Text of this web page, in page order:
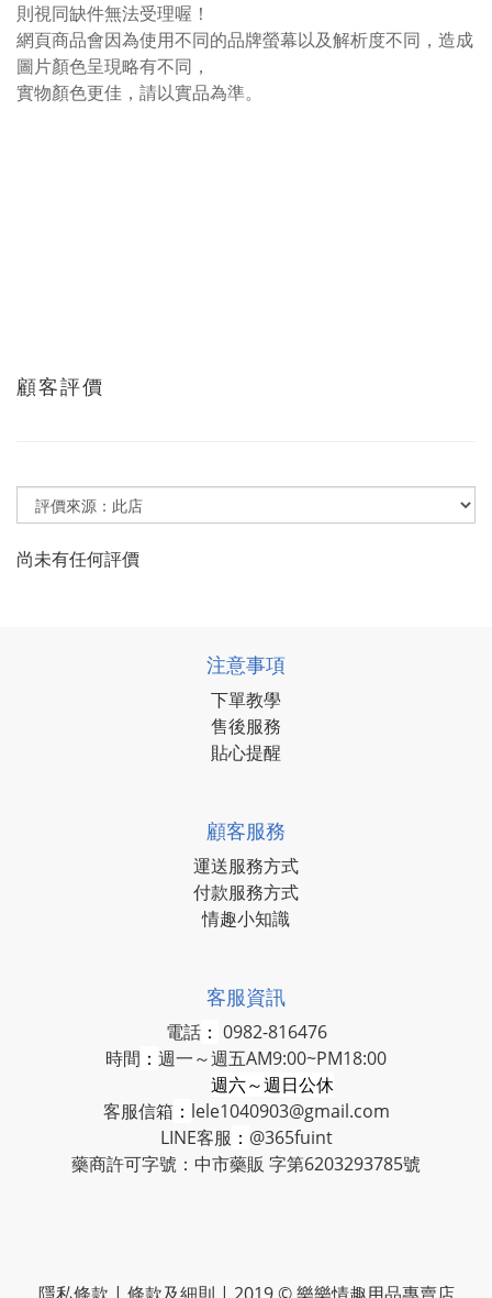
則視同缺件無法受理喔！
網頁商品會因為使用不同的品牌螢幕以及解析度不同，造成
圖片顏色呈現略有不同，
實物顏色更佳，請以實品為準。
顧客評價
尚未有任何評價
注意事項
下單教學
售後服務
貼心提醒
顧客服務
運送服務方式
付款服務方式
情趣小知識
客服資訊
電話： 0982-816476
時間 ： 週一～週五AM9:00~PM18:00
週六～週日公休
客服信箱 ： lele1040903@gmail.com
LINE客服 ： @365fuint
藥商許可字號：中市藥販 字第6203293785號